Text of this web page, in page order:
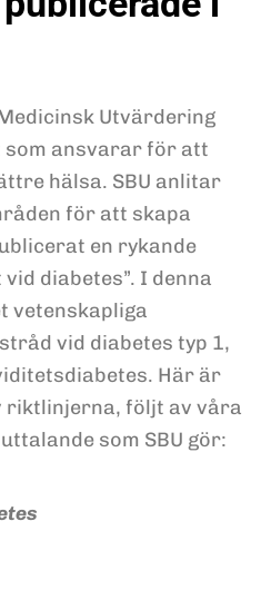
Utvärdering
som ansvarar för att
hälsa. SBU anlitar
för att skapa
en rykande
diabetes”. I denna
vetenskapliga
vid diabetes typ 1,
Här är
riktlinjerna, följt av våra
som SBU gör: